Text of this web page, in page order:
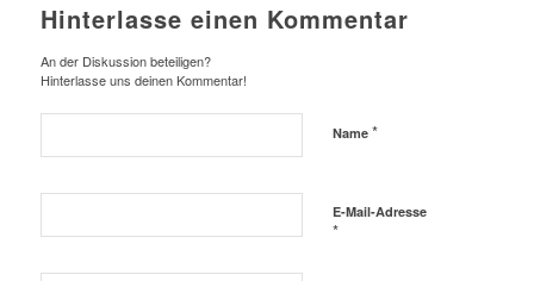
Hinterlasse einen Kommentar
An der Diskussion beteiligen?
Hinterlasse uns deinen Kommentar!
Name *
E-Mail-Adresse
*